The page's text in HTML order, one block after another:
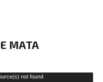
MATA
not found